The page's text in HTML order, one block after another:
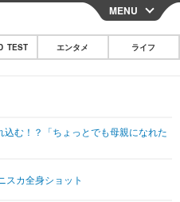
CLOSE
その他
映画・ドラマ
MENU
TEST エンタメ ライフ
む！？「ちょっとでも母親になれた
スカ全身ショット